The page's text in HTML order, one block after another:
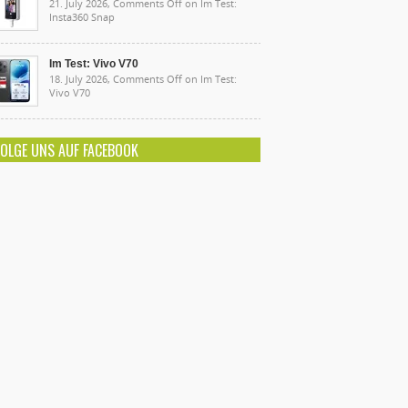
21. July 2026, Comments Off on Im Test:
Insta360 Snap
Im Test: Vivo V70
18. July 2026, Comments Off on Im Test:
Vivo V70
UNS AUF FACEBOOK